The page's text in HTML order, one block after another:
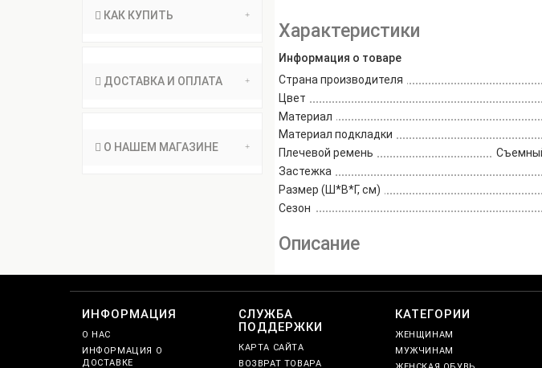
КАК КУПИТЬ
ДОСТАВКА И ОПЛАТА
О НАШЕМ МАГАЗИНЕ
Характеристики
Информация о товаре
Страна производителя
Цвет
Материал
Материал подкладки
Плечевой ремень
Застежка
Размер (Ш*В*Г, см)
Сезон
Описание
ИНФОРМАЦИЯ
О НАС
ИНФОРМАЦИЯ О
ДОСТАВКЕ
СЛУЖБА
ПОДДЕРЖКИ
КАРТА САЙТА
ВОЗВРАТ ТОВАРА
КАТЕГОРИИ
ЖЕНЩИНАМ
МУЖЧИНАМ